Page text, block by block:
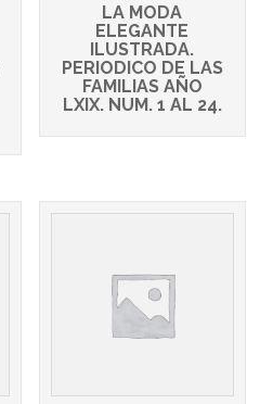
LA MODA
ELEGANTE
ILUSTRADA.
PERIODICO DE LAS
FAMILIAS AÑO
LXIX. NUM. 1 AL 24.